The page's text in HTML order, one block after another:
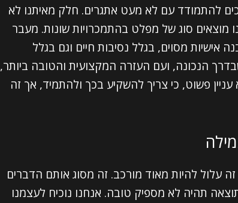
להתמודד עם לא מעט אתגרים. חלק מאיתנו לא
מוצאים סוג של מפלט בהתמכרויות שונות. מעבר
מסוים, בגלל נסיבות חיים וגם בגלל
הנכונה, ועם העזרה המקצועית והטובה ביותר,
פשוט, כי צריך להשקיע בכך ולהתמיד, אך זה
עלול להיות מאוד מורכב. זה מסוג אותם הדברים
תהיה לא מספיק טובה. אנחנו נוכיח לעצמנו